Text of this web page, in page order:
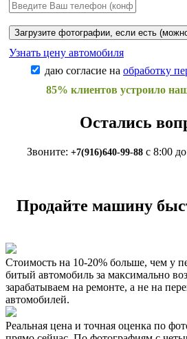
Загрузите фотографии, если есть
Узнать цену автомобиля
даю согласие на обработку
85% клиентов устроило
Остались
Звоните: +7(916)640-99-88с 8:00
Продайте машину
Стоимость на 10-20% больше, чем у
битый автомобиль за максимально
зарабатываем на ремонте, а не на
автомобилей.
Реальная цена и точная оценка по